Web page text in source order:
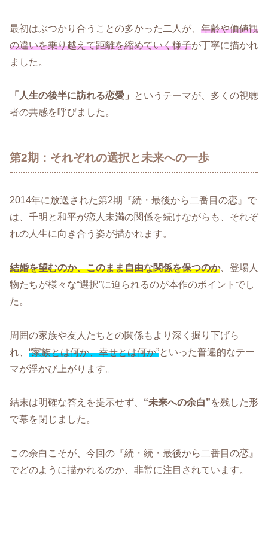
最初はぶつかり合うことの多かった二人が、 年齢や価値観
の違いを乗り越えて距離を縮めていく様子が丁寧に描かれ
ました。
「人生の後半に訪れる恋愛」
というテーマが、多くの視聴
者の共感を呼びました。
第2期：それぞれの選択と未来への一歩
2014年に放送された第2期『続・最後から二番目の恋』で
は、千明と和平が恋人未満の関係を続けながらも、それぞ
れの人生に向き合う姿が描かれます。
結婚を望むのか、このまま自由な関係を保つのか、登場人
物たちが様々な“選択”に迫られるのが本作のポイントでし
た。
周囲の家族や友人たちとの関係もより深く掘り下げら
れ、 “家族とは何か、幸せとは何か”といった普遍的なテー
マが浮かび上がります。
結末は明確な答えを提示せず、 “未来への余白”を残した形
で幕を閉じました。
この余白こそが、今回の『続・続・最後から二番目の恋』
でどのように描かれるのか、非常に注目されています。